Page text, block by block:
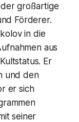
großartige
Förderer.
in die
aus
Er
und den
er sich
seiner